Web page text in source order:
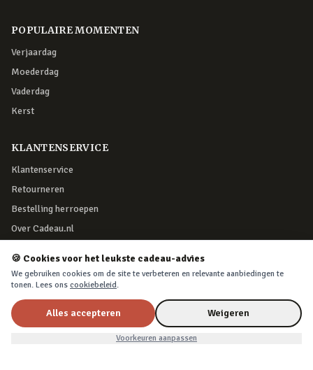
POPULAIRE MOMENTEN
Verjaardag
Moederdag
Vaderdag
Kerst
KLANTENSERVICE
Klantenservice
Retourneren
Bestelling herroepen
Over Cadeau.nl
Privacy & cookies
VEILIG BETALEN
🍪 Cookies voor het leukste cadeau-advies
We gebruiken cookies om de site te verbeteren en relevante aanbiedingen te
tonen. Lees ons cookiebeleid.
Alles accepteren Weigeren
Voorkeuren aanpassen